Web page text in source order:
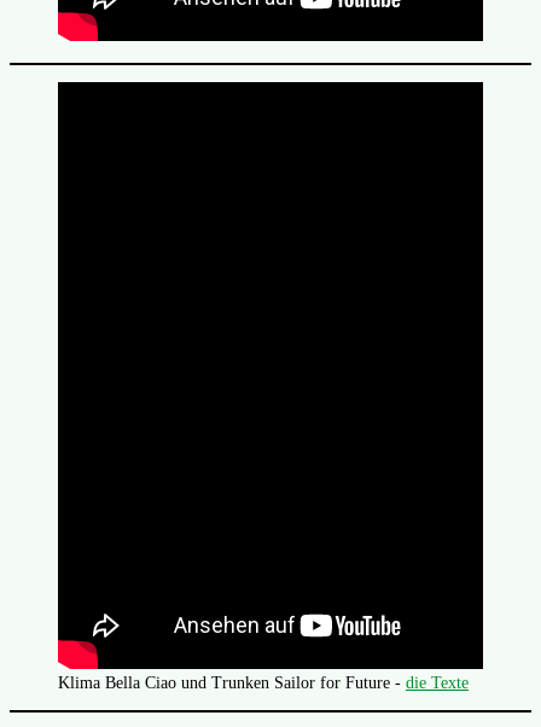
Klima Bella Ciao und Trunken Sailor for Future - die Texte